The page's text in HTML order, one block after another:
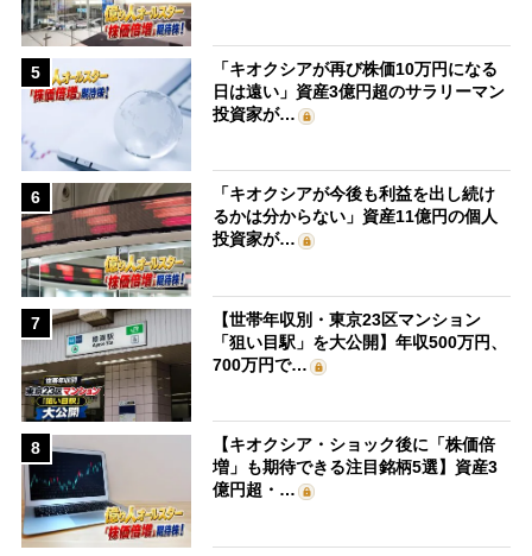
5
「キオクシアが再び株価10万円になる
日は遠い」資産3億円超のサラリーマン
投資家が…
6
「キオクシアが今後も利益を出し続け
るかは分からない」資産11億円の個人
投資家が…
7
【世帯年収別・東京23区マンション
「狙い目駅」を大公開】年収500万円、
700万円で…
8
【キオクシア・ショック後に「株価倍
増」も期待できる注目銘柄5選】資産3
億円超・…